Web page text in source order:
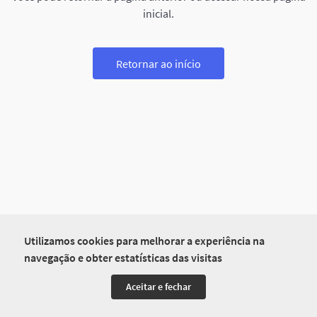
Utilizamos cookies para melhorar a experiência na
navegação e obter estatísticas das visitas
Aceitar e fechar
inicial.
Retornar ao início